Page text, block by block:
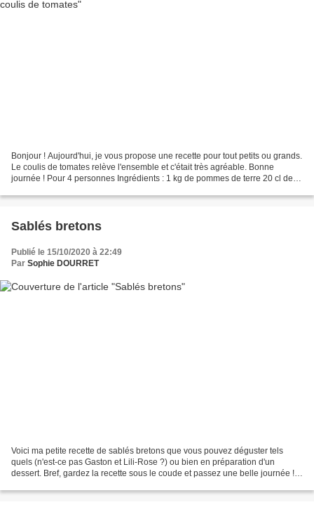
Bonjour ! Aujourd'hui, je vous propose une recette pour tout petits ou grands.
Le coulis de tomates relève l'ensemble et c'était très agréable. Bonne
journée ! Pour 4 personnes Ingrédients : 1 kg de pommes de terre 20 cl de
Sablés bretons
Publié le 15/10/2020 à 22:49
Par Sophie DOURRET
Voici ma petite recette de sablés bretons que vous pouvez déguster tels
quels (n'est-ce pas Gaston et Lili-Rose ?) ou bien en préparation d'un
dessert. Bref, gardez la recette sous le coude et passez une belle journée !